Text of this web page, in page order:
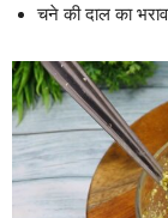
चने की दाल का